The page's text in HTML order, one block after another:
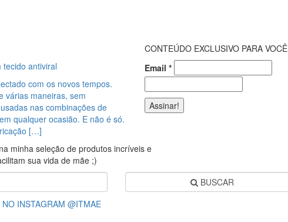
tecido antiviral
com os novos tempos.
várias maneiras, sem
nas combinações de
qualquer ocasião. E não é só.
[…]
CONTEÚDO EXCLUSIVO PARA VOCÊ
Email *
minha seleção de produtos incríveis e
sua vida de mãe ;)
BUSCAR
INSTAGRAM @ITMAE